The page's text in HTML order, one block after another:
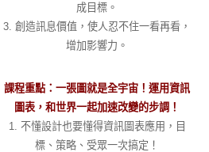
成目標。
3. 創造訊息價值，使人忍不住一看再看，
增加影響力。
課程重點：一張圖就是全宇宙！運用資訊
圖表，和世界一起加速改變的步調！
1. 不懂設計也要懂得資訊圖表應用，目
標、策略、受眾一次搞定！